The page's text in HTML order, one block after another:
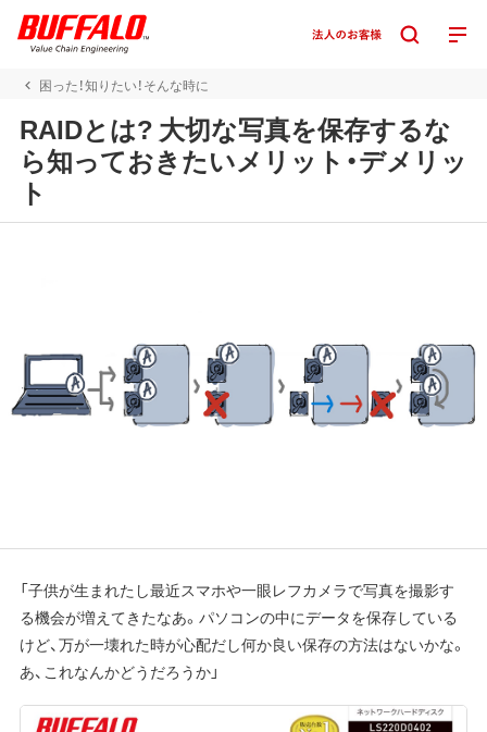
困った！知りたい！そんな時に
RAIDとは? 大切な写真を保存するな
ら知っておきたいメリット・デメリッ
ト
「子供が生まれたし最近スマホや一眼レフカメラで写真を撮影す
る機会が増えてきたなあ。パソコンの中にデータを保存している
けど、万が一壊れた時が心配だし何か良い保存の方法はないかな。
あ、これなんかどうだろうか」